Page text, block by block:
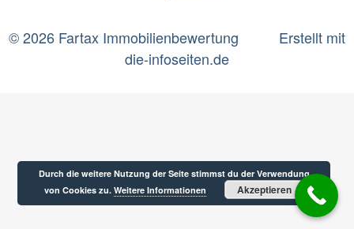
© 2026 Fartax Immobilienbewertung
Erstellt mit
die-infoseiten.de
Durch die weitere Nutzung der Seite stimmst du der Verwendung
von Cookies zu.Weitere Informationen Akzeptieren